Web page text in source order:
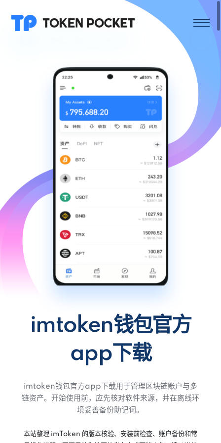
imtoken钱包官方
app下载
imtoken钱包官方app下载用于管理区块链账户与多
链资产。开始使用前，应先核对软件来源，并在离线环
境妥善备份助记词。
本站整理 imToken 的版本核验、安装前检查、账户备份和常